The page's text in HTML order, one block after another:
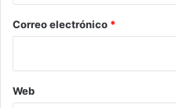
*
Correo electrónico *
Web